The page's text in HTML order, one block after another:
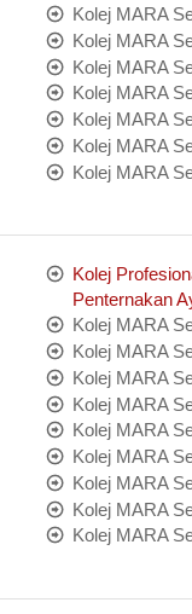
Kolej MARA
Kolej MARA
Kolej MARA
Kolej MARA
Kolej MARA
Kolej MARA
Kolej MARA
Kolej
Penternakan
Kolej MARA
Kolej MARA
Kolej MARA
Kolej MARA
Kolej MARA
Kolej MARA
Kolej MARA
Kolej MARA
Kolej MARA